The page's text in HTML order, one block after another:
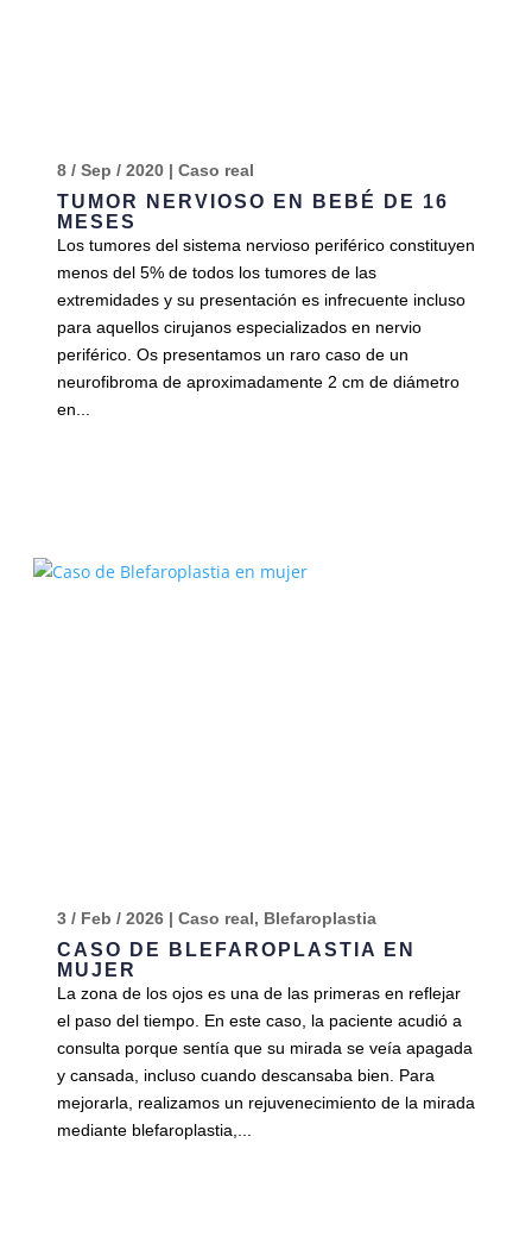
TUMOR NERVIOSO EN BEBÉ DE 16
MESES
8 / Sep / 2020| Caso real
Los tumores del sistema nervioso periférico constituyen
menos del 5% de todos los tumores de las
extremidades y su presentación es infrecuente incluso
para aquellos cirujanos especializados en nervio
periférico. Os presentamos un raro caso de un
neurofibroma de aproximadamente 2 cm de diámetro
en...
CASO DE BLEFAROPLASTIA EN
MUJER
3 / Feb / 2026| Caso real, Blefaroplastia
La zona de los ojos es una de las primeras en reflejar
el paso del tiempo. En este caso, la paciente acudió a
consulta porque sentía que su mirada se veía apagada
y cansada, incluso cuando descansaba bien. Para
mejorarla, realizamos un rejuvenecimiento de la mirada
mediante blefaroplastia,...